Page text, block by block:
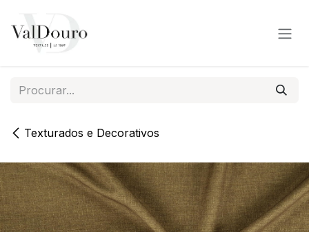
Texturados e Decorativos